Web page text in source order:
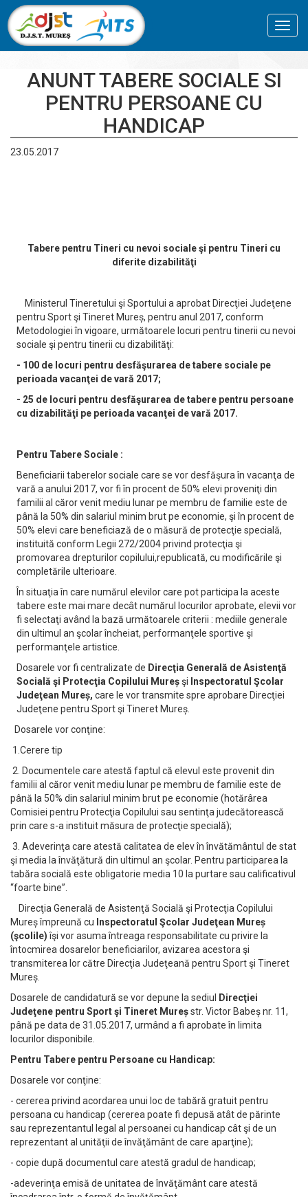
ANUNT TABERE SOCIALE SI
PENTRU PERSOANE CU
HANDICAP
23.05.2017
Tabere pentru Tineri cu nevoi sociale şi pentru Tineri cu
diferite dizabilităţi
Ministerul Tineretului şi Sportului a aprobat Direcţiei Judeţene
pentru Sport şi Tineret Mureș, pentru anul 2017, conform
Metodologiei în vigoare, următoarele locuri pentru tinerii cu nevoi
sociale şi pentru tinerii cu dizabilităţi:
- 100 de locuri pentru desfăşurarea de tabere sociale pe
perioada vacanţei de vară 2017;
- 25 de locuri pentru desfăşurarea de tabere pentru persoane
cu dizabilităţi pe perioada vacanţei de vară 2017.
Pentru Tabere Sociale :
Beneficiarii taberelor sociale care se vor desfăşura în vacanţa de
vară a anului 2017, vor fi în procent de 50% elevi proveniţi din
familii al căror venit mediu lunar pe membru de familie este de
până la 50% din salariul minim brut pe economie, şi în procent de
50% elevi care beneficiază de o măsură de protecţie specială,
instituită conform Legii 272/2004 privind protecţia şi
promovarea drepturilor copilului,republicată, cu modificările şi
completările ulterioare.
În situaţia în care numărul elevilor care pot participa la aceste
tabere este mai mare decât numărul locurilor aprobate, elevii vor
fi selectaţi având la bază următoarele criterii : mediile generale
din ultimul an şcolar încheiat, performanţele sportive şi
performanţele artistice.
Dosarele vor fi centralizate de Direcţia Generală de Asistenţă
Socială şi Protecţia Copilului Mureșşi Inspectoratul Şcolar
Judeţean Mureș, care le vor transmite spre aprobare Direcţiei
Judeţene pentru Sport şi Tineret Mureș.
Dosarele vor conţine:
1.Cerere tip
2. Documentele care atestă faptul că elevul este provenit din
familii al căror venit mediu lunar pe membru de familie este de
până la 50% din salariul minim brut pe economie (hotărârea
Comisiei pentru Protecţia Copilului sau sentinţa judecătorească
prin care s-a instituit măsura de protecţie specială);
3. Adeverinţa care atestă calitatea de elev în învătământul de stat
şi media la învăţătură din ultimul an şcolar. Pentru participarea la
tabăra socială este obligatorie media 10 la purtare sau calificativul
“foarte bine”.
Direcţia Generală de Asistenţă Socială şi Protecţia Copilului
Mureș împreună cu Inspectoratul Şcolar Judeţean Mureș
(şcolile)îşi vor asuma întreaga responsabilitate cu privire la
întocmirea dosarelor beneficiarilor, avizarea acestora şi
transmiterea lor către Direcţia Judeţeană pentru Sport şi Tineret
Mureș.
Dosarele de candidatură se vor depune la sediul
Direcţiei
Judeţene pentru Sport şi Tineret Mureșstr. Victor Babeș nr. 11,
până pe data de 31.05.2017, urmând a fi aprobate în limita
locurilor disponibile.
Pentru Tabere pentru Persoane cu Handicap:
Dosarele vor conţine:
- cererea privind acordarea unui loc de tabără gratuit pentru
persoana cu handicap (cererea poate fi depusă atât de părinte
sau reprezentantul legal al persoanei cu handicap cât şi de un
reprezentant al unităţii de învăţământ de care aparţine);
- copie după documentul care atestă gradul de handicap;
-adeverinţa emisă de unitatea de învăţământ care atestă